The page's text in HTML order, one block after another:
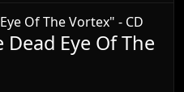
Eye Of The